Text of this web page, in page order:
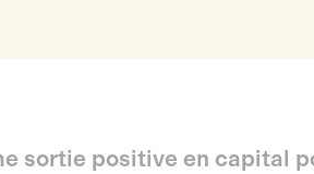
sortie positive en capital